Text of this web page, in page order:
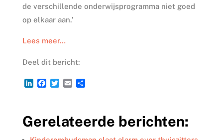
de verschillende onderwijsprogramma niet goed
op elkaar aan.’
Lees meer…
Deel dit bericht:
L
e
d
I
F
b
o
o
T
t
e
r
E
l
D
n
Gerelateerde berichten: